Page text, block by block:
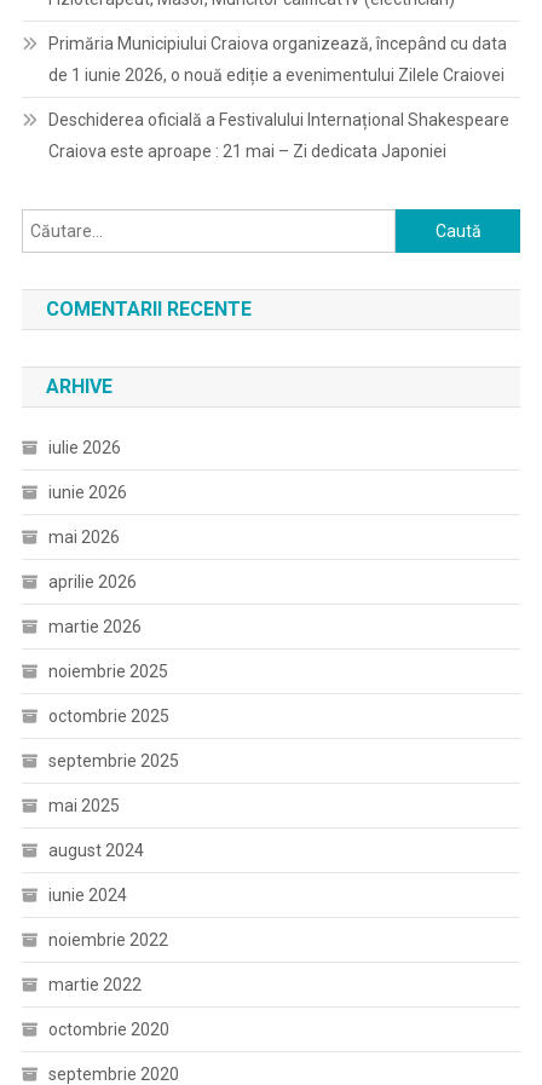
Primăria Municipiului Craiova organizează, începând cu data
de 1 iunie 2026, o nouă ediție a evenimentului Zilele Craiovei
Deschiderea oficială a Festivalului Internațional Shakespeare
Craiova este aproape : 21 mai – Zi dedicata Japoniei
Caută
după:
COMENTARII RECENTE
ARHIVE
iulie 2026
iunie 2026
mai 2026
aprilie 2026
martie 2026
noiembrie 2025
octombrie 2025
septembrie 2025
mai 2025
august 2024
iunie 2024
noiembrie 2022
martie 2022
octombrie 2020
septembrie 2020